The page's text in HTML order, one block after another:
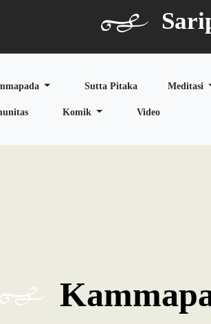
Sutta Pitaka Meditasi
Komik Video